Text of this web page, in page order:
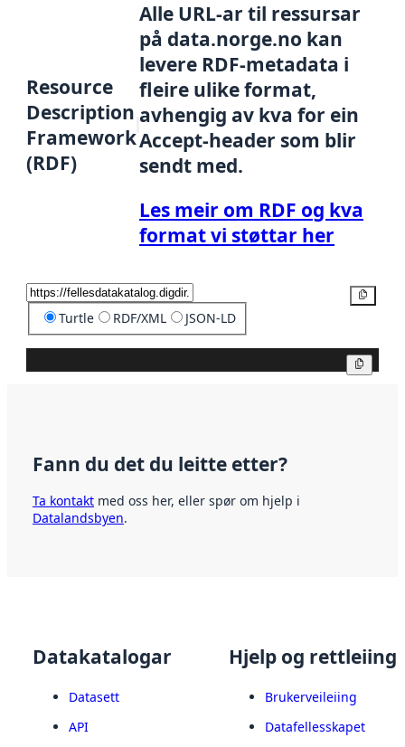
Resource
Description
Framework
(RDF)
Alle URL-ar til ressursar
på data.norge.no kan
levere RDF-metadata i
fleire ulike format,
avhengig av kva for ein
Accept-header som blir
sendt med.
Les meir om RDF og kva
format vi støttar her
Turtle RDF/XML JSON-LD
Fann du det du leitte etter?
Ta kontakt med oss her, eller spør om hjelp i
Datalandsbyen.
Datakatalogar
Datasett
API
Hjelp og rettleiing
Brukerveileiing
Datafellesskapet